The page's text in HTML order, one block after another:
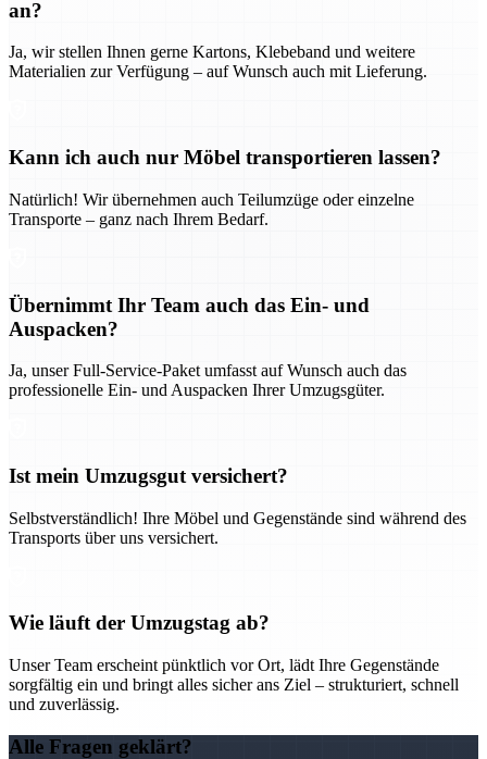
an?
Ja, wir stellen Ihnen gerne Kartons, Klebeband und weitere
Materialien zur Verfügung – auf Wunsch auch mit Lieferung.
Kann ich auch nur Möbel transportieren lassen?
Natürlich! Wir übernehmen auch Teilumzüge oder einzelne
Transporte – ganz nach Ihrem Bedarf.
Übernimmt Ihr Team auch das Ein- und
Auspacken?
Ja, unser Full-Service-Paket umfasst auf Wunsch auch das
professionelle Ein- und Auspacken Ihrer Umzugsgüter.
Ist mein Umzugsgut versichert?
Selbstverständlich! Ihre Möbel und Gegenstände sind während des
Transports über uns versichert.
Wie läuft der Umzugstag ab?
Unser Team erscheint pünktlich vor Ort, lädt Ihre Gegenstände
sorgfältig ein und bringt alles sicher ans Ziel – strukturiert, schnell
und zuverlässig.
Alle Fragen geklärt?